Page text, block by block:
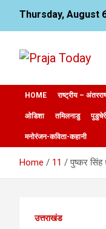
content
Thursday, August
Praja
HOME राष्ट्रीय –
ओडिशा तमिलनाडु
मनोरंजन-कविता-कहानी
Home 11 पुष्कर सिंह
उत्तराखंड